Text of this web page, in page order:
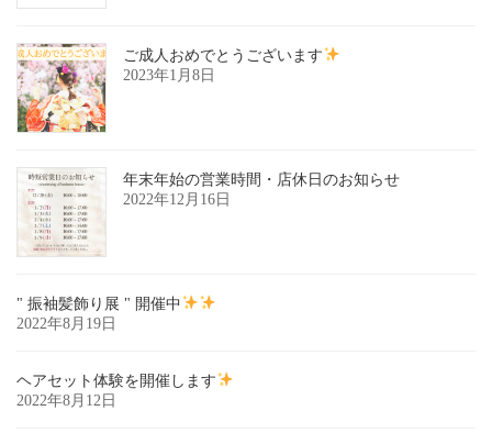
ご成人おめでとうございます
2023年1月8日
年末年始の営業時間・店休日のお知らせ
2022年12月16日
" 振袖髪飾り展 " 開催中
2022年8月19日
ヘアセット体験を開催します
2022年8月12日